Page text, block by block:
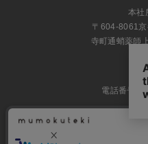
本
〒604-8061京
寺町通蛸薬師
電話番号
営業時間 11:00